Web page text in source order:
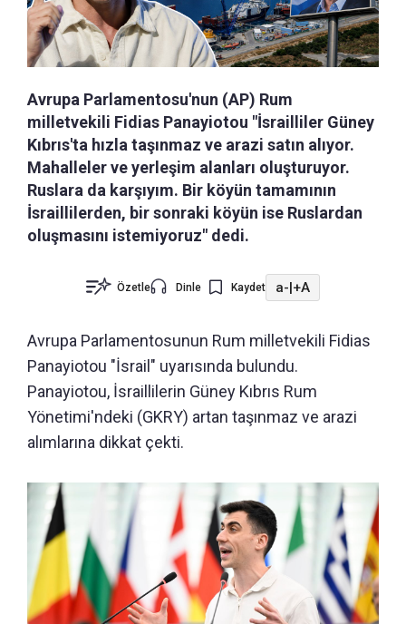
Avrupa Parlamentosu'nun (AP) Rum
milletvekili Fidias Panayiotou "İsrailliler Güney
Kıbrıs'ta hızla taşınmaz ve arazi satın alıyor.
Mahalleler ve yerleşim alanları oluşturuyor.
Ruslara da karşıyım. Bir köyün tamamının
İsraillilerden, bir sonraki köyün ise Ruslardan
oluşmasını istemiyoruz" dedi.
Özetle Dinle Kaydet a-|+A
Avrupa Parlamentosunun Rum milletvekili Fidias
Panayiotou "İsrail" uyarısında bulundu.
Panayiotou, İsraillilerin Güney Kıbrıs Rum
Yönetimi'ndeki (GKRY) artan taşınmaz ve arazi
alımlarına dikkat çekti.